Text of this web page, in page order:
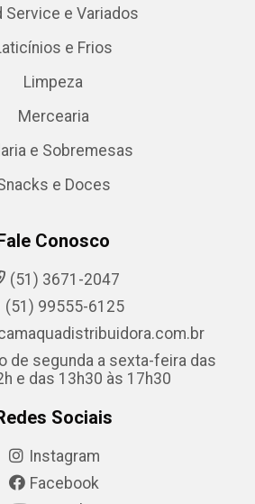
Service e Variados
e Frios
Limpeza
Mercearia
e Sobremesas
e Doces
Conosco
(51) 3671-2047
(51) 99555-6125
de segunda a sexta-feira das
e das 13h30 às 17h30
Sociais
Instagram
Facebook